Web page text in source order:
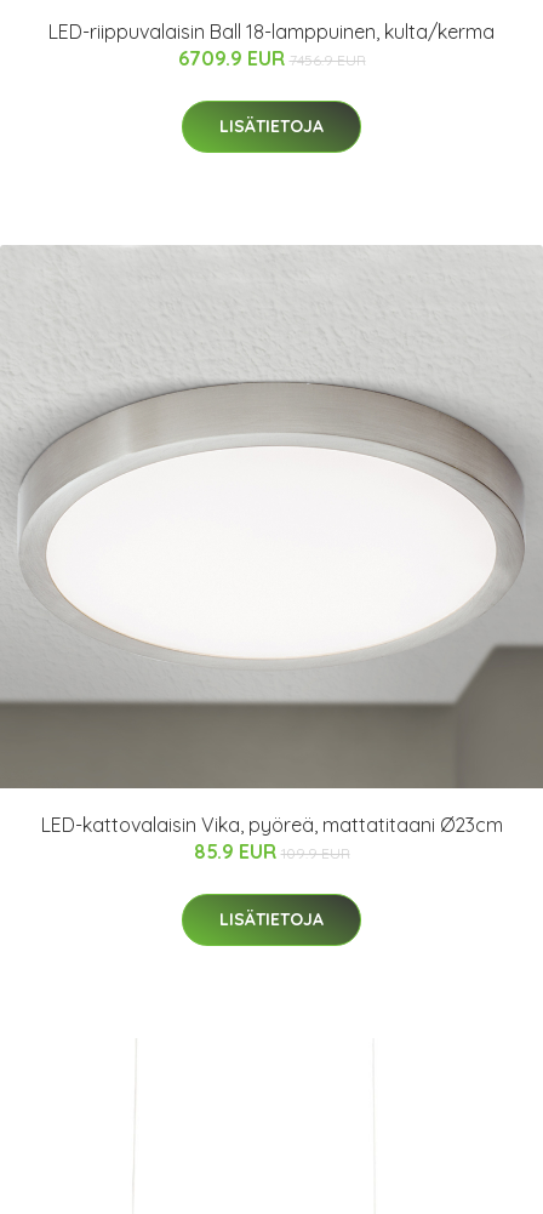
LED-riippuvalaisin Ball 18-lamppuinen, kulta/kerma
6709.9 EUR 7456.9 EUR
LISÄTIETOJA
LED-kattovalaisin Vika, pyöreä, mattatitaani Ø23cm
85.9 EUR 109.9 EUR
LISÄTIETOJA